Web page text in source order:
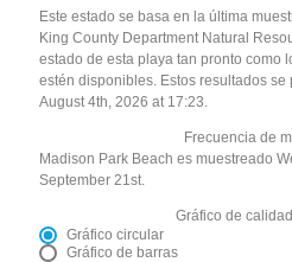
Este estado se basa en la última
King County Department Natural
estado de esta playa tan pronto como
estén disponibles. Estos resultados
August 4th, 2026 at 17:23.
Frecuencia de
Madison Park Beach es muestreado
September 21st.
Gráfico de
Gráfico circular
Gráfico de barras